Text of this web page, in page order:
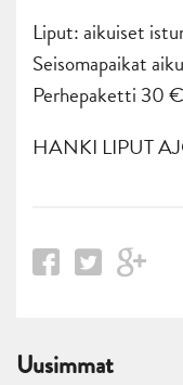
Liput: aikuiset
Seisomapaikat
Perhepaketti 30
HANKI LIPUT
Uusimmat